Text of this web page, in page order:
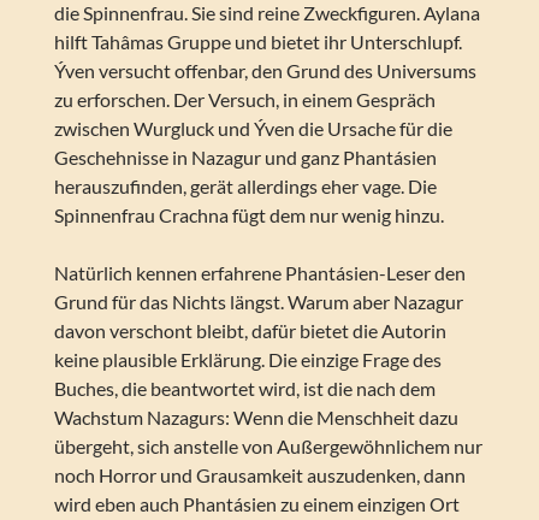
die Spinnenfrau. Sie sind reine Zweckfiguren. Aylana
hilft Tahâmas Gruppe und bietet ihr Unterschlupf.
Ýven versucht offenbar, den Grund des Universums
zu erforschen. Der Versuch, in einem Gespräch
zwischen Wurgluck und Ýven die Ursache für die
Geschehnisse in Nazagur und ganz Phantásien
herauszufinden, gerät allerdings eher vage. Die
Spinnenfrau Crachna fügt dem nur wenig hinzu.
Natürlich kennen erfahrene Phantásien-Leser den
Grund für das Nichts längst. Warum aber Nazagur
davon verschont bleibt, dafür bietet die Autorin
keine plausible Erklärung. Die einzige Frage des
Buches, die beantwortet wird, ist die nach dem
Wachstum Nazagurs: Wenn die Menschheit dazu
übergeht, sich anstelle von Außergewöhnlichem nur
noch Horror und Grausamkeit auszudenken, dann
wird eben auch Phantásien zu einem einzigen Ort